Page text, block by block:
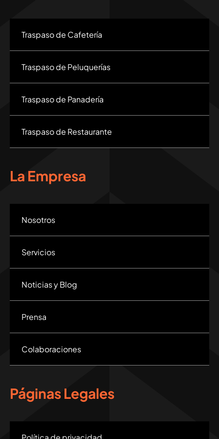
Traspaso de Cafetería
Traspaso de Peluquerías
Traspaso de Panadería
Traspaso de Restaurante
La Empresa
Nosotros
Servicios
Noticias y Blog
Prensa
Colaboraciones
Páginas Legales